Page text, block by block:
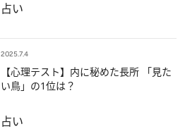
占い
2025.7.4
【心理テスト】内に秘めた長所 「見た
い鳥」の1位は？
占い